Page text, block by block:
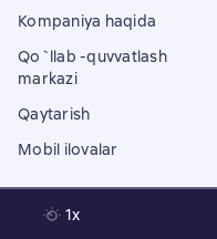
1x
Kompaniya haqida
Qo`llab -quvvatlash
markazi
Qaytarish
Mobil ilovalar